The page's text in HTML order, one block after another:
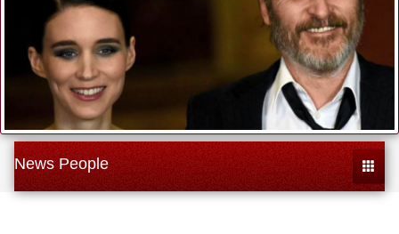
News People